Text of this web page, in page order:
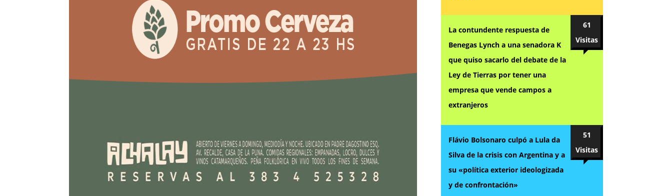
La contundente respuesta de
Benegas Lynch a una senadora K
que quiso sacarlo del debate de la
Ley de Tierras por tener una
empresa que vende campos a
extranjeros
61
Visitas
Flávio Bolsonaro culpó a Lula da
Silva de la crisis con Argentina y a
su «política exterior ideologizada
y de confrontación»
51
Visitas